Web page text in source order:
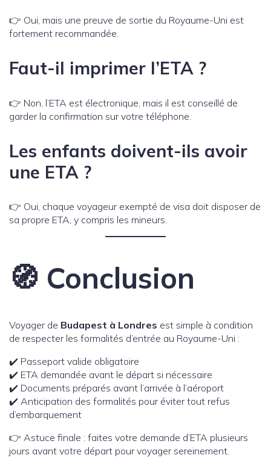
👉 Oui, mais une preuve de sortie du Royaume-Uni est
fortement recommandée.
Faut-il imprimer l’ETA ?
👉 Non, l’ETA est électronique, mais il est conseillé de
garder la confirmation sur votre téléphone.
Les enfants doivent-ils avoir
une ETA ?
👉 Oui, chaque voyageur exempté de visa doit disposer de
sa propre ETA, y compris les mineurs.
🧭 Conclusion
Voyager de Budapest à Londres est simple à condition
de respecter les formalités d’entrée au Royaume-Uni :
✔️ Passeport valide obligatoire
✔️ ETA demandée avant le départ si nécessaire
✔️ Documents préparés avant l’arrivée à l’aéroport
✔️ Anticipation des formalités pour éviter tout refus
d’embarquement
👉 Astuce finale : faites votre demande d’ETA plusieurs
jours avant votre départ pour voyager sereinement.